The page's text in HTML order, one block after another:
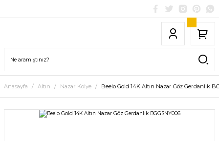
Anasayfa Altın Nazar Kolye Beelo Gold 14K Altın Nazar Göz Gerdanlık